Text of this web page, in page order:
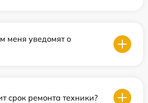
меня уведомят о
срок ремонта техники?